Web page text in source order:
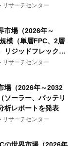
分析レポートを発
リサーチセンター
市場（2026年～
模（単層FPC、2層
リジッドフレックス
ートを発表
リサーチセンター
場（2026年～2032
ソーラー、バッテリ
析レポートを発表
リサーチセンター